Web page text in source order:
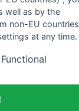
well as by the
non-EU
at any time.
Functional